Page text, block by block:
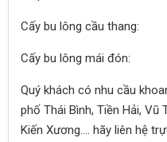
Cấy bu lông cầu thang:
Cấy bu lông mái đón:
Quý khách có nhu cầu
phố Thái Bình, Tiền Hải, Vũ
Kiến Xương…. hãy liên hệ